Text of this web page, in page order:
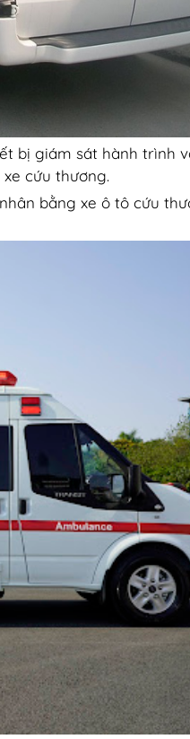
bị giám sát hành trình
cứu thương.
bằng xe ô tô cứu